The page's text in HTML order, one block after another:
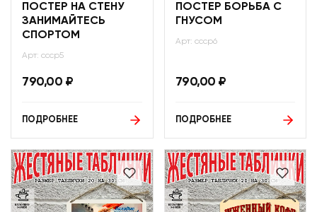
ПОСТЕР НА СТЕНУ
ЗАНИМАЙТЕСЬ
СПОРТОМ
Арт: ссср5
790,00 ₽
ПОДРОБНЕЕ
ПОСТЕР БОРЬБА С
ГНУСОМ
Арт: ссср6
790,00 ₽
ПОДРОБНЕЕ